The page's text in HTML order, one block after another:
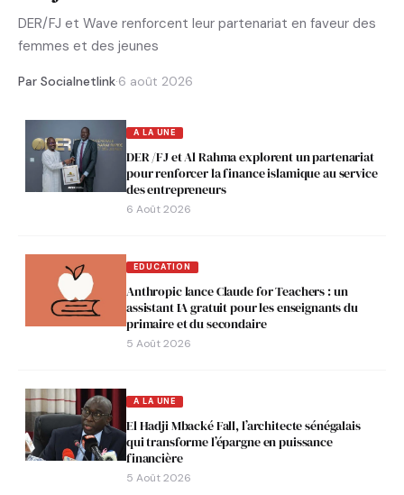
DER/FJ et Wave renforcent leur partenariat en faveur des
femmes et des jeunes
Par Socialnetlink·6 août 2026
A LA UNE
DER /FJ et Al Rahma explorent un partenariat
pour renforcer la finance islamique au service
des entrepreneurs
6 Août 2026
EDUCATION
Anthropic lance Claude for Teachers : un
assistant IA gratuit pour les enseignants du
primaire et du secondaire
5 Août 2026
A LA UNE
El Hadji Mbacké Fall, l’architecte sénégalais
qui transforme l’épargne en puissance
financière
5 Août 2026